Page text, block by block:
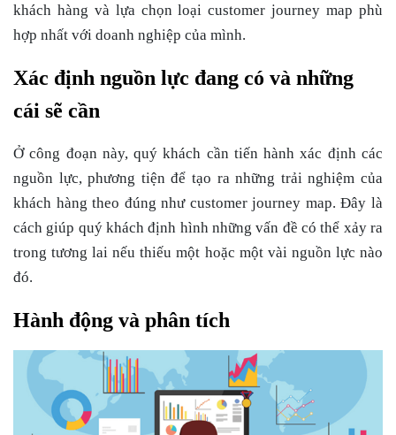
khách hàng và lựa chọn loại customer journey map phù
hợp nhất với doanh nghiệp của mình.
Xác định nguồn lực đang có và những
cái sẽ cần
Ở công đoạn này, quý khách cần tiến hành xác định các
nguồn lực, phương tiện để tạo ra những trải nghiệm của
khách hàng theo đúng như customer journey map. Đây là
cách giúp quý khách định hình những vấn đề có thể xảy ra
trong tương lai nếu thiếu một hoặc một vài nguồn lực nào
đó.
Hành động và phân tích